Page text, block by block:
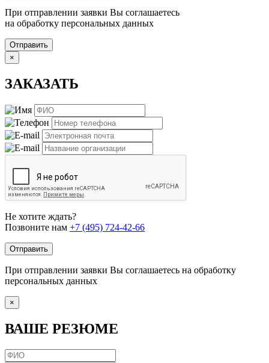
При отправлении заявки Вы соглашаетесь
на обработку персональных данных
Отправить
×
ЗАКАЗАТЬ
Не хотите ждать?
Позвоните нам +7 (495) 724-42-66
Отправить
При отправлении заявки Вы соглашаетесь на обработку
персональных данных
×
ВАШЕ РЕЗЮМЕ